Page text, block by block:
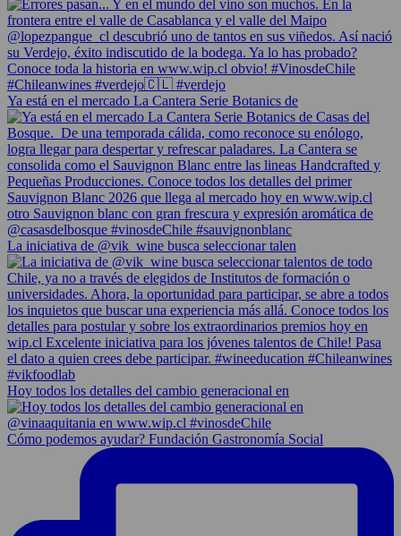
Ya está en el mercado La Cantera Serie Botanics de
La iniciativa de @vik_wine busca seleccionar talen
Hoy todos los detalles del cambio generacional en
Cómo podemos ayudar? Fundación Gastronomía Social